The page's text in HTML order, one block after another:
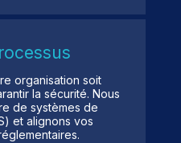
organisation soit
la sécurité. Nous
de systèmes de
et alignons vos